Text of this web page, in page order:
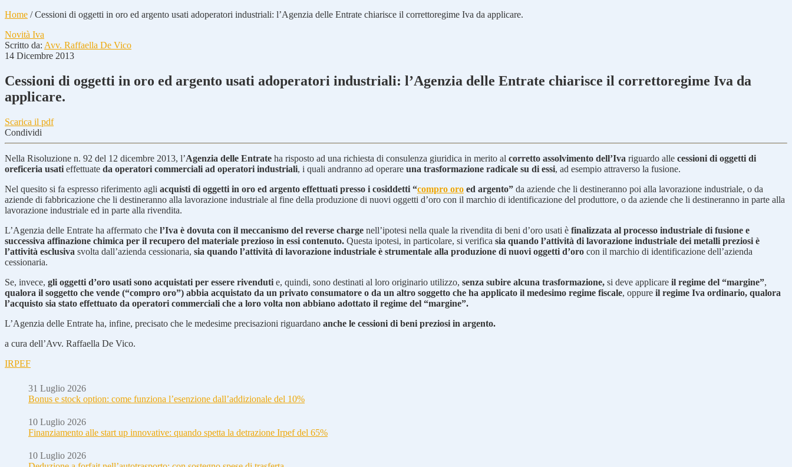
Home /Cessioni di oggetti in oro ed argento usati adoperatori industriali: l’Agenzia delle Entrate chiarisce il correttoregime Iva da applicare.
Novità Iva
Scritto da: Avv. Raffaella De Vico
14 Dicembre 2013
Cessioni di oggetti in oro ed argento usati adoperatori industriali: l’Agenzia delle Entrate chiarisce il correttoregime Iva da
applicare.
Scarica il pdf
Condividi
Nella Risoluzione n. 92 del 12 dicembre 2013, l’Agenzia delle Entrate ha risposto ad una richiesta di consulenza giuridica in merito al corretto assolvimento dell’Iva riguardo alle cessioni di oggetti di
oreficeria usati effettuate da operatori commerciali ad operatori industriali, i quali andranno ad operare una trasformazione radicale su di essi, ad esempio attraverso la fusione.
Nel quesito si fa espresso riferimento agli acquisti di oggetti in oro ed argento effettuati presso i cosiddetti “compro oro ed argento” da aziende che li destineranno poi alla lavorazione industriale, o da
aziende di fabbricazione che li destineranno alla lavorazione industriale al fine della produzione di nuovi oggetti d’oro con il marchio di identificazione del produttore, o da aziende che li destineranno in parte alla
lavorazione industriale ed in parte alla rivendita.
L’Agenzia delle Entrate ha affermato che l’Iva è dovuta con il meccanismo del reverse charge nell’ipotesi nella quale la rivendita di beni d’oro usati è finalizzata al processo industriale di fusione e
successiva affinazione chimica per il recupero del materiale prezioso in essi contenuto. Questa ipotesi, in particolare, si verifica sia quando l’attività di lavorazione industriale dei metalli preziosi è
l’attività esclusiva svolta dall’azienda cessionaria, sia quando l’attività di lavorazione industriale è strumentale alla produzione di nuovi oggetti d’oro con il marchio di identificazione dell’azienda
cessionaria.
Se, invece, gli oggetti d’oro usati sono acquistati per essere rivenduti e, quindi, sono destinati al loro originario utilizzo, senza subire alcuna trasformazione, si deve applicare il regime del “margine”,
qualora il soggetto che vende (“compro oro”) abbia acquistato da un privato consumatore o da un altro soggetto che ha applicato il medesimo regime fiscale, oppure il regime Iva ordinario, qualora
l’acquisto sia stato effettuato da operatori commerciali che a loro volta non abbiano adottato il regime del “margine”.
L’Agenzia delle Entrate ha, infine, precisato che le medesime precisazioni riguardano anche le cessioni di beni preziosi in argento.
a cura dell’Avv. Raffaella De Vico.
IRPEF
31 Luglio 2026
Bonus e stock option: come funziona l’esenzione dall’addizionale del 10%
10 Luglio 2026
Finanziamento alle start up innovative: quando spetta la detrazione Irpef del 65%
10 Luglio 2026